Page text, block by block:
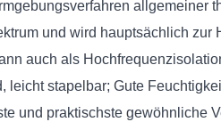
allgemeiner
und wird hauptsächlich
auch als
stapelbar; Gute
und praktischste gewöhnliche